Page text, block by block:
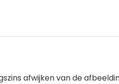
afwijken van de